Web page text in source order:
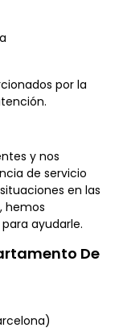
por la
y nos
de servicio
en las
hemos
ayudarle.
De